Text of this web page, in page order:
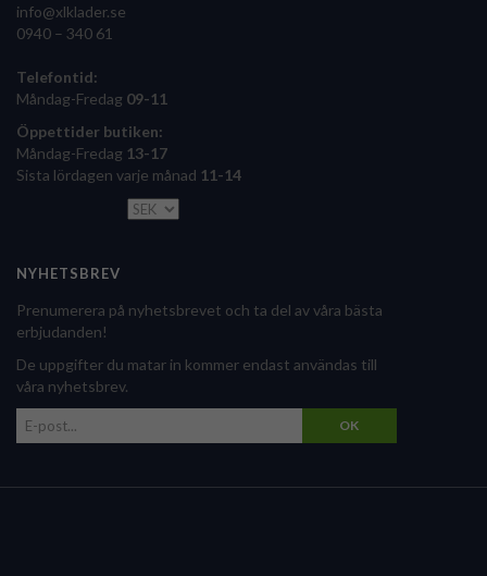
info@xlklader.se
0940 – 340 61
Telefontid:
Måndag-Fredag 09-11
Öppettider butiken:
Måndag-Fredag 13-17
Sista lördagen varje månad 11-14
NYHETSBREV
Prenumerera på nyhetsbrevet och ta del av våra bästa
erbjudanden!
De uppgifter du matar in kommer endast användas till
våra nyhetsbrev.
OK